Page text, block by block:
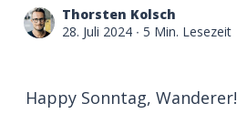
Thorsten Kolsch
28. Juli 2024∙ 5 Min. Lesezeit
Happy Sonntag, Wanderer!